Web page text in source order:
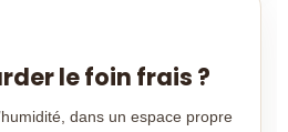
le foin frais ?
dans un espace propre